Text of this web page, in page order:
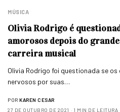
MÚSICA
Olivia Rodrigo é
amorosos depois do
carreira musical
Olivia Rodrigo foi questionada se
nervosos por suas…
POR KAREN CESAR
27 DE OUTUBRO DE 2021
1 MIN DE LEITURA